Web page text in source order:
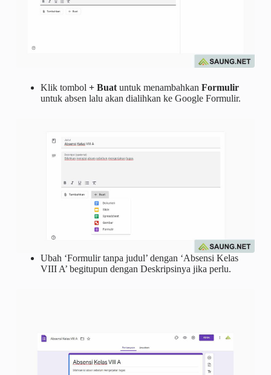
Klik tombol + Buatuntuk menambahkan Formulir
untuk absen lalu akan dialihkan ke Google Formulir.
Ubah ‘Formulir tanpa judul’ dengan ‘Absensi Kelas
VIII A’ begitupun dengan Deskripsinya jika perlu.